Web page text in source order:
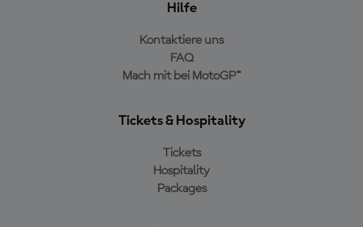
Hilfe
Kontaktiere uns
FAQ
Mach mit bei MotoGP™
Tickets & Hospitality
Tickets
Hospitality
Packages